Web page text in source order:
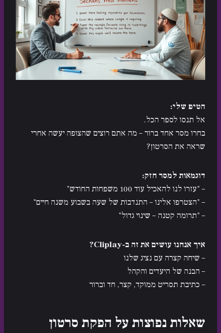
הטיפ שלי:
אל תנסו לספר הכל.
בחרו מסר אחד ברור – מה אתם רוצים שהצופה יעשה אחרי
שראה את הסרטון?
דוגמאות למסר חזק:
– "עזרו לנו להאכיל עוד 100 משפחות החודש"
– "הצטרפו אלינו – התנדבות של שעה בשבוע משנה חיים"
– "תרומה קטנה – שינוי גדול"
איך אנחנו עושים את זה ב-Cliplay?
– שיחה קצרה עם נציג שלנו
– הבנה של היעדים והקהל
– כתיבת תסריט ממוקד, קצר, חד וברור
שאלות נפוצות על הפקת סרטון